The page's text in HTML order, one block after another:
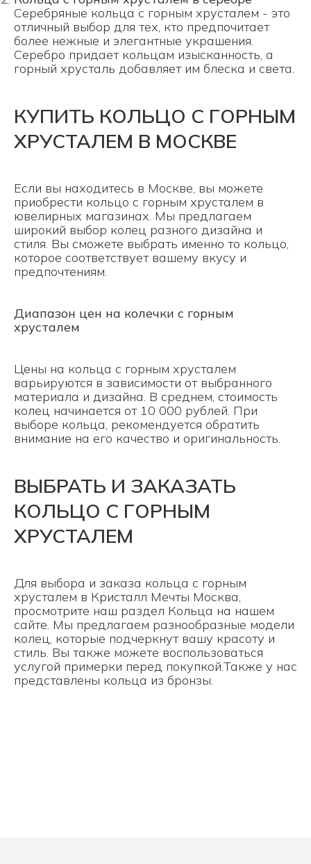
Серебряные кольца с горным хрусталем - это
отличный выбор для тех, кто предпочитает
более нежные и элегантные украшения.
Серебро придает кольцам изысканность, а
горный хрусталь добавляет им блеска и света.
КУПИТЬ КОЛЬЦО С ГОРНЫМ
ХРУСТАЛЕМ В МОСКВЕ
Если вы находитесь в Москве, вы можете
приобрести кольцо с горным хрусталем в
ювелирных магазинах. Мы предлагаем
широкий выбор колец разного дизайна и
стиля. Вы сможете выбрать именно то кольцо,
которое соответствует вашему вкусу и
предпочтениям.
Диапазон цен на колечки с горным
хрусталем
Цены на кольца с горным хрусталем
варьируются в зависимости от выбранного
материала и дизайна. В среднем, стоимость
колец начинается от 10 000 рублей. При
выборе кольца, рекомендуется обратить
внимание на его качество и оригинальность.
ВЫБРАТЬ И ЗАКАЗАТЬ
КОЛЬЦО С ГОРНЫМ
ХРУСТАЛЕМ
Для выбора и заказа кольца с горным
хрусталем в Кристалл Мечты Москва,
просмотрите наш раздел Кольца на нашем
сайте. Мы предлагаем разнообразные модели
колец, которые подчеркнут вашу красоту и
стиль. Вы также можете воспользоваться
услугой примерки перед покупкой.Также у нас
представлены кольца из бронзы.